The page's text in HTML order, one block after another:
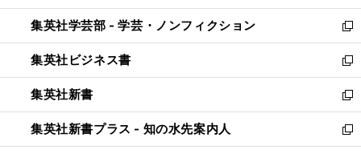
開
く
ウ
で
開
く
ン
ド
ウ
で
開
く
ウ
ィ
ン
ド
ウ
で
開
く
集英社学芸部 - 学芸・ノンフィクション
新
し
い
ウ
ィ
ン
ド
ウ
集英社ビジネス書
新
し
い
ウ
ィ
ン
集英社新書
新
し
い
ウ
集英社新書プラス - 知の水先案内人
新
し